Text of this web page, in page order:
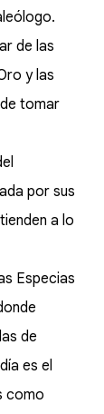
de las
y las
tomar
por sus
a lo
Especias
de
es el
como